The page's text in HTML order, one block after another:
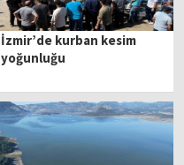
İzmir’de kurban kesim
yoğunluğu